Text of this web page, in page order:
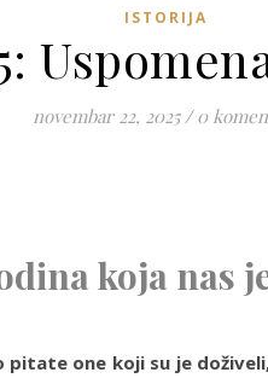
ISTORIJA
novembar 22, 2025 / 0
koja nas
one koji su je